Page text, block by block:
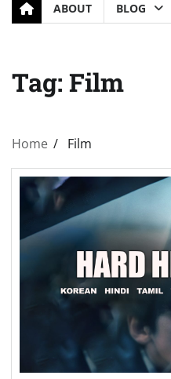
ABOUT BLOG
Tag: Film
Home Film